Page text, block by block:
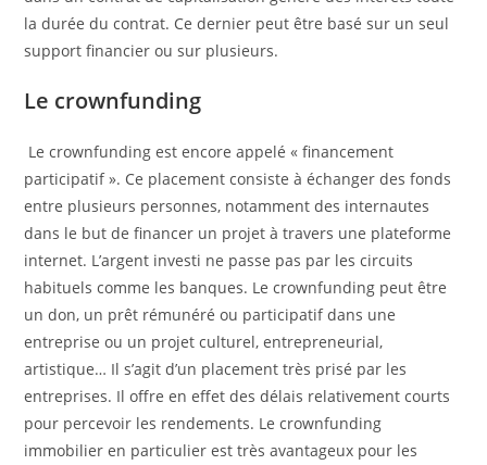
la durée du contrat. Ce dernier peut être basé sur un seul
support financier ou sur plusieurs.
Le crownfunding
Le crownfunding est encore appelé « financement
participatif ». Ce placement consiste à échanger des fonds
entre plusieurs personnes, notamment des internautes
dans le but de financer un projet à travers une plateforme
internet. L’argent investi ne passe pas par les circuits
habituels comme les banques. Le crownfunding peut être
un don, un prêt rémunéré ou participatif dans une
entreprise ou un projet culturel, entrepreneurial,
artistique… Il s’agit d’un placement très prisé par les
entreprises. Il offre en effet des délais relativement courts
pour percevoir les rendements. Le crownfunding
immobilier en particulier est très avantageux pour les